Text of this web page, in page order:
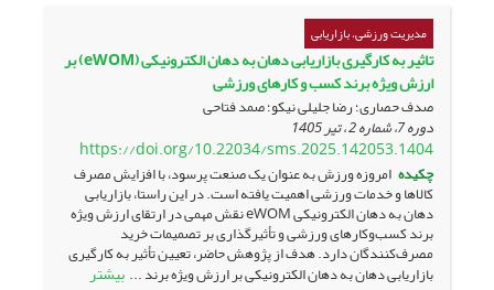
مدیریت ورزشی، بازاریابی
تاثیر به کارگیری بازاریابی دهان به دهان الکترونیکی (eWOM) بر
ارزش ویژه برند کسب و کارهای ورزشی
صدف حصاری؛ رضا جلیلی نیکو؛ صمد فتاحی
دوره 7، شماره 2 ، تیر 1405
https://doi.org/10.22034/sms.2025.142053.1404
چکیده امروزه ورزش به عنوان یک صنعت پرسود، با افزایش مصرف
کالاها و خدمات ورزشی اهمیت یافته است. در این راستا، بازاریابی
دهان به دهان الکترونیکی eWOM نقش مهمی در ارتقای ارزش ویژه
برند کسب‌وکارهای ورزشی و تأثیرگذاری بر تصمیمات خرید
مصرف‌کنندگان دارد. هدف از پژوهش حاضر، تعیین تأثیر به کارگیری
بازاریابی دهان به دهان الکترونیکی بر ارزش ویژه برند ... بیشتر